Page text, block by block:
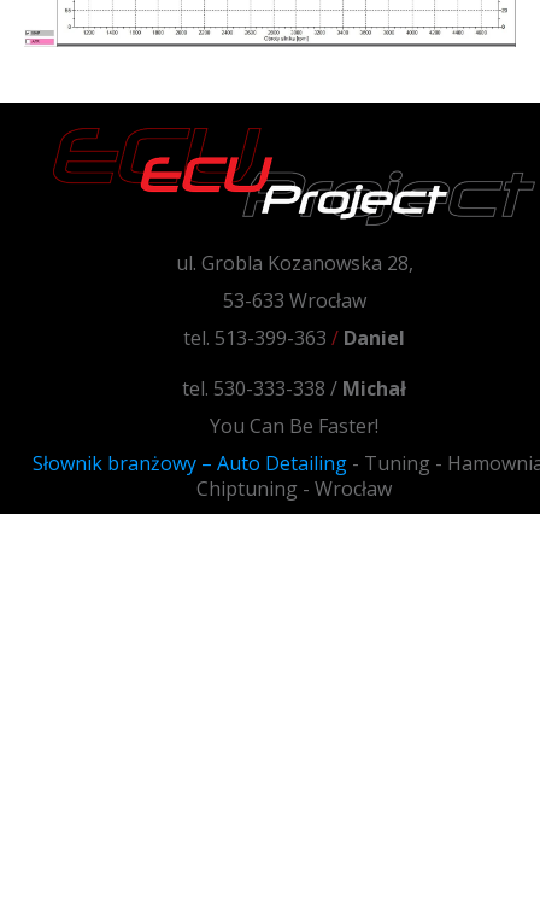
ul. Grobla Kozanowska 28,
53-633 Wrocław
tel. 513-399-363 / Daniel
tel. 530-333-338 / Michał
You Can Be Faster!
Słownik branżowy – Auto Detailing - Tuning -
Chiptuning - Wrocław